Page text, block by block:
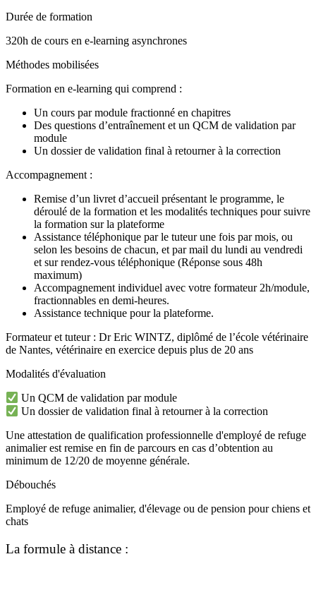
Durée de formation
320h de cours en e-learning asynchrones
Méthodes mobilisées
Formation en e-learning qui comprend :
Un cours par module fractionné en chapitres
Des questions d’entraînement et un QCM de validation par
module
Un dossier de validation final à retourner à la correction
Accompagnement :
Remise d’un livret d’accueil présentant le programme, le
déroulé de la formation et les modalités techniques pour suivre
la formation sur la plateforme
Assistance téléphonique par le tuteur une fois par mois, ou
selon les besoins de chacun, et par mail du lundi au vendredi
et sur rendez-vous téléphonique (Réponse sous 48h
maximum)
Accompagnement individuel avec votre formateur 2h/module,
fractionnables en demi-heures.
Assistance technique pour la plateforme.
Formateur et tuteur : Dr Eric WINTZ, diplômé de l’école vétérinaire
de Nantes, vétérinaire en exercice depuis plus de 20 ans
Modalités d'évaluation
Un QCM de validation par module
Un dossier de validation final à retourner à la correction
Une attestation de qualification professionnelle d'employé de refuge
animalier est remise en fin de parcours en cas d’obtention au
minimum de 12/20 de moyenne générale.
Débouchés
Employé de refuge animalier, d'élevage ou de pension pour chiens et
chats
La formule à distance :